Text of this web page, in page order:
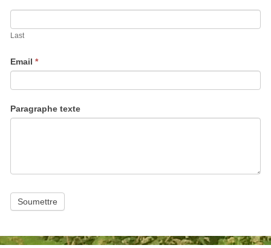
Last
Email*
Paragraphe texte
Soumettre